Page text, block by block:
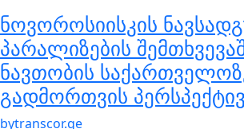
ნოვოროსიისკის
პარალიზების
ნავთობის
გადმორთვის
bytranscor.ge